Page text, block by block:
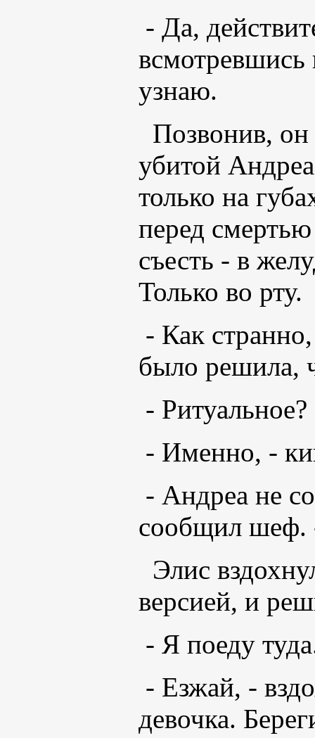
- Да,
узнаю.
Позвонив,
убитой
только на
перед
съесть - в
Только во рту.
- Как
было решила,
-
- Именно, -
- Андреа не
сообщил шеф.
Элис
версией, и
- Я поеду
- Езжай, -
девочка.